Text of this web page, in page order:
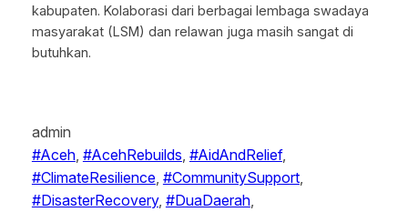
kabupaten. Kolaborasi dari berbagai lembaga swadaya
masyarakat (LSM) dan relawan juga masih sangat di
butuhkan.
admin
#Aceh, #AcehRebuilds, #AidAndRelief
#ClimateResilience, #CommunitySupport
#DisasterRecovery, #DuaDaerah